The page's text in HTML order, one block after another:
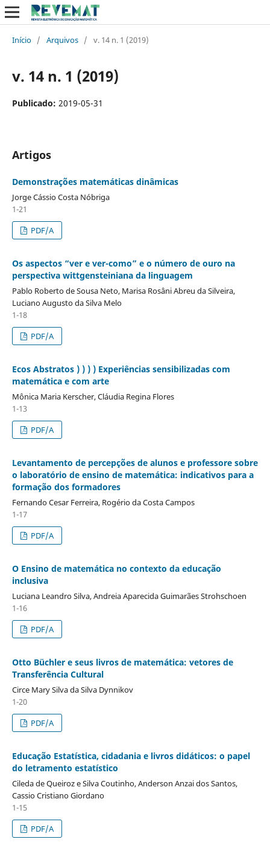
Início / Arquivos / v. 14 n. 1 (2019)
v. 14 n. 1 (2019)
Publicado: 2019-05-31
Artigos
Demonstrações matemáticas dinâmicas
Jorge Cássio Costa Nóbriga
1-21
PDF/A
Os aspectos “ver e ver-como” e o número de ouro na
perspectiva wittgensteiniana da linguagem
Pablo Roberto de Sousa Neto, Marisa Rosâni Abreu da Silveira,
Luciano Augusto da Silva Melo
1-18
PDF/A
Ecos Abstratos ) ) ) ) Experiências sensibilizadas com
matemática e com arte
Mônica Maria Kerscher, Cláudia Regina Flores
1-13
PDF/A
Levantamento de percepções de alunos e professore sobre
o laboratório de ensino de matemática: indicativos para a
formação dos formadores
Fernando Cesar Ferreira, Rogério da Costa Campos
1-17
PDF/A
O Ensino de matemática no contexto da educação
inclusiva
Luciana Leandro Silva, Andreia Aparecida Guimarães Strohschoen
1-16
PDF/A
Otto Büchler e seus livros de matemática: vetores de
Transferência Cultural
Circe Mary Silva da Silva Dynnikov
1-20
PDF/A
Educação Estatística, cidadania e livros didáticos: o papel
do letramento estatístico
Cileda de Queiroz e Silva Coutinho, Anderson Anzai dos Santos,
Cassio Cristiano Giordano
1-15
PDF/A